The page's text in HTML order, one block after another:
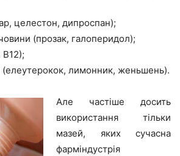
целестон, дипроспан);
(прозак, галоперидол);
В12);
(елеутерокок, лимонник, женьшень).
Але частіше досить
використання тільки
мазей, яких сучасна
фарміндустрія